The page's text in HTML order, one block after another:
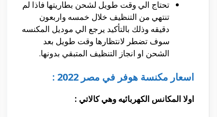
تحتاج الي وقت طويل لشحن بطاريتها فاذا لم
تنتهي من التنظيف خلال خمسه واربعون
دقيقه وذلك بالتأكيد يرجع الي موديل المكنسه
سوف تضطر لانتظارها وقت طويل بعد
الشحن او انجاز التنظيف المتبقي بدونها.
اسعار مكنسة هوفر في مصر 2022 :
اولا المكانس الكهربائيه وهي كالاتي :